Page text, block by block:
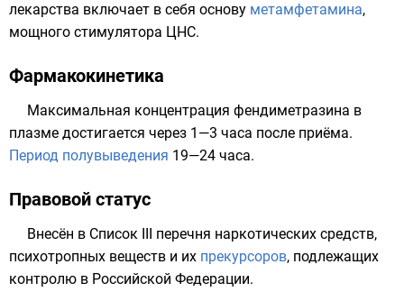
лекарства включает в себя основу метамфетамина,
мощного стимулятора ЦНС.
Фармакокинетика
Максимальная концентрация фендиметразина в
плазме достигается через 1—3 часа после приёма.
Период полувыведения 19—24 часа.
Правовой статус
Внесён в Список III перечня наркотических средств,
психотропных веществ и их прекурсоров, подлежащих
контролю в Российской Федерации.